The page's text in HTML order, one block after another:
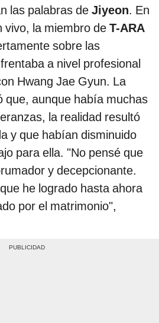
las palabras de Jiyeon. En
vivo, la miembro de T-ARA
sobre las
a nivel profesional
Hwang Jae Gyun. La
que, aunque había muchas
la realidad resultó
y que habían disminuido
para ella. "No pensé que
y decepcionante.
he logrado hasta ahora
por el matrimonio",